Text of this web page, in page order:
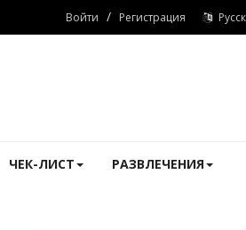
Войти / Регистрация
ЧЕК-ЛИСТ РАЗВЛЕЧЕНИЯ